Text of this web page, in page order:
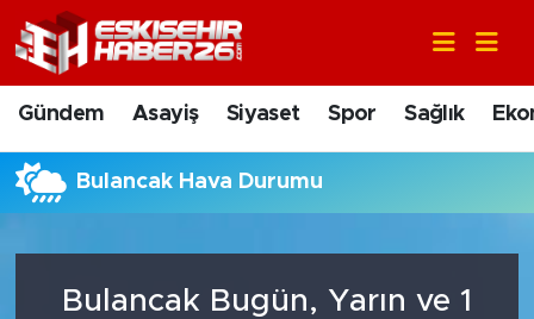
Gündem Asayiş Siyaset Spor Sağlık
Bulancak Hava Durumu
Bulancak Bugün, Yarın ve 1
Gündem
Asayiş
Siyaset
Nöbetçi Eczaneler
Hava Durumu
Trafik Durumu